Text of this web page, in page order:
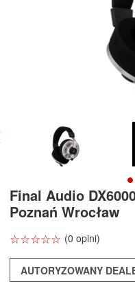
Final Audio
Poznań Wrocław
☆☆☆☆☆
★★★★★ (0 opini)
AUTORYZOWANY